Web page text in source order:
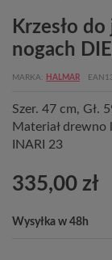
Krzesło
nogach
MARKA HALMAR
Szer. 47 cm, Gł.
Materiał
INARI 23
335,00 zł
Wysyłka w 48h